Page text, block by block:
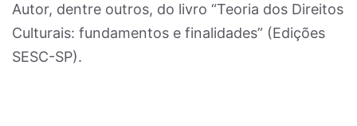
Autor, dentre outros, do livro “Teoria dos Direitos
Culturais: fundamentos e finalidades” (Edições
SESC-SP).